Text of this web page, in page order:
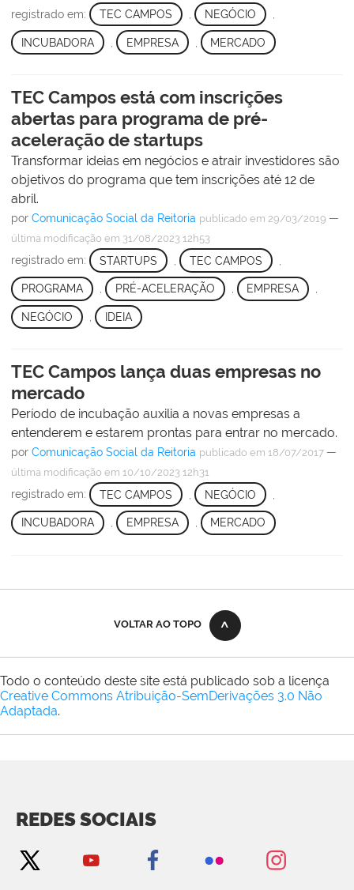
registrado em: TEC CAMPOS NEGÓCIO
INCUBADORA EMPRESA MERCADO
TEC Campos está com inscrições
abertas para programa de pré-
aceleração de startups
Transformar ideias em negócios e atrair investidores são
objetivos do programa que tem inscrições até 12 de
abril.
por Comunicação Social da Reitoria publicado em 29/03/2019 —
última modificação em 31/08/2023 12h53
registrado em: STARTUPS TEC CAMPOS
PROGRAMA , PRÉ-ACELERAÇÃO , EMPRESA ,
NEGÓCIO IDEIA
TEC Campos lança duas empresas no
mercado
Período de incubação auxilia a novas empresas a
entenderem e estarem prontas para entrar no mercado.
por Comunicação Social da Reitoria publicado em 18/07/2017 —
última modificação em 10/10/2023 12h31
registrado em: TEC CAMPOS NEGÓCIO
INCUBADORA , EMPRESA , MERCADO
VOLTAR AO TOPO
Todo o conteúdo deste site está publicado sob a licença
Creative Commons Atribuição-SemDerivações 3.0 Não
Adaptada.
REDES SOCIAIS